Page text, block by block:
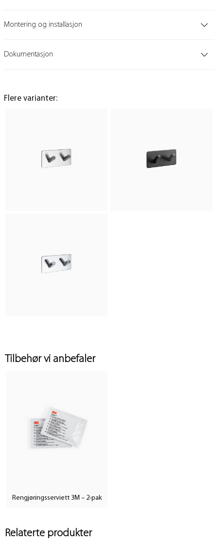
Montering og installasjon
Dokumentasjon
Flere varianter:
Tilbehør vi anbefaler
Rengjøringsserviett 3M – 2-pak
Relaterte produkter